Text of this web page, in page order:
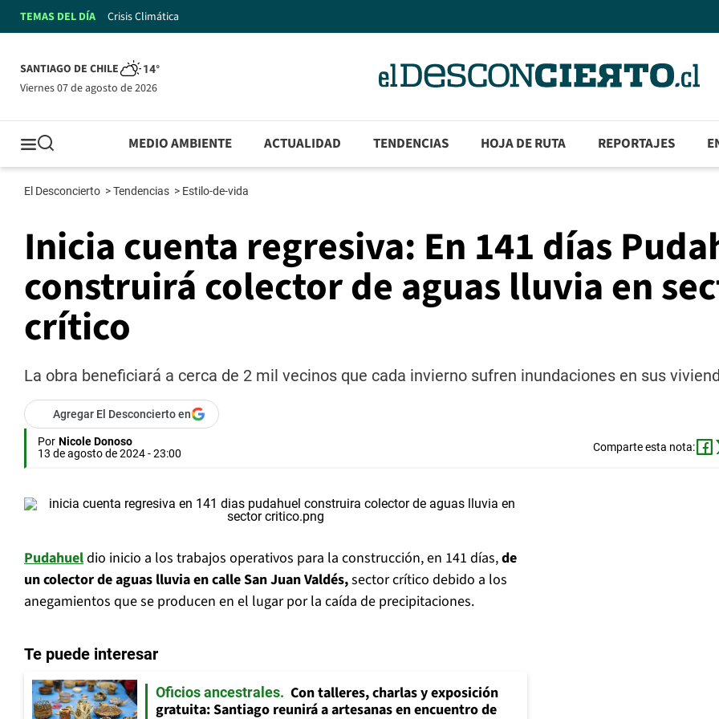
TEMAS DEL DÍA Crisis Climática
SANTIAGO DE CHILE 14°
viernes 07 de agosto de 2026
MEDIO AMBIENTE ACTUALIDAD TENDENCIAS HOJA DE RUTA REPORTAJES
El Desconcierto >Tendencias > Estilo-de-vida
Inicia cuenta regresiva: En 141 días
construirá colector de aguas lluvia en
crítico
La obra beneficiará a cerca de 2 mil vecinos que cada invierno sufren inundaciones en sus
Agregar El Desconcierto en
Por Nicole Donoso
13 de agosto de 2024 - 23:00
Comparte esta nota:
Pudahueldio inicio a los trabajos operativos para la construcción, en 141 días,de
un colector de aguas lluvia en calle San Juan Valdés,sector crítico debido a los
anegamientos que se producen en el lugar por la caída de precipitaciones.
Te puede interesar
Oficios ancestrales
Con talleres, charlas y exposición
gratuita: Santiago reunirá a artesanas en encuentro de